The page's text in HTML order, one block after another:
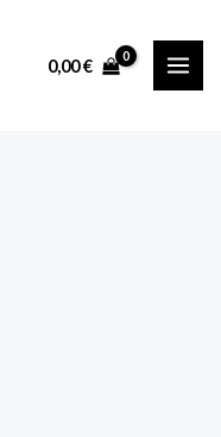
0,00€